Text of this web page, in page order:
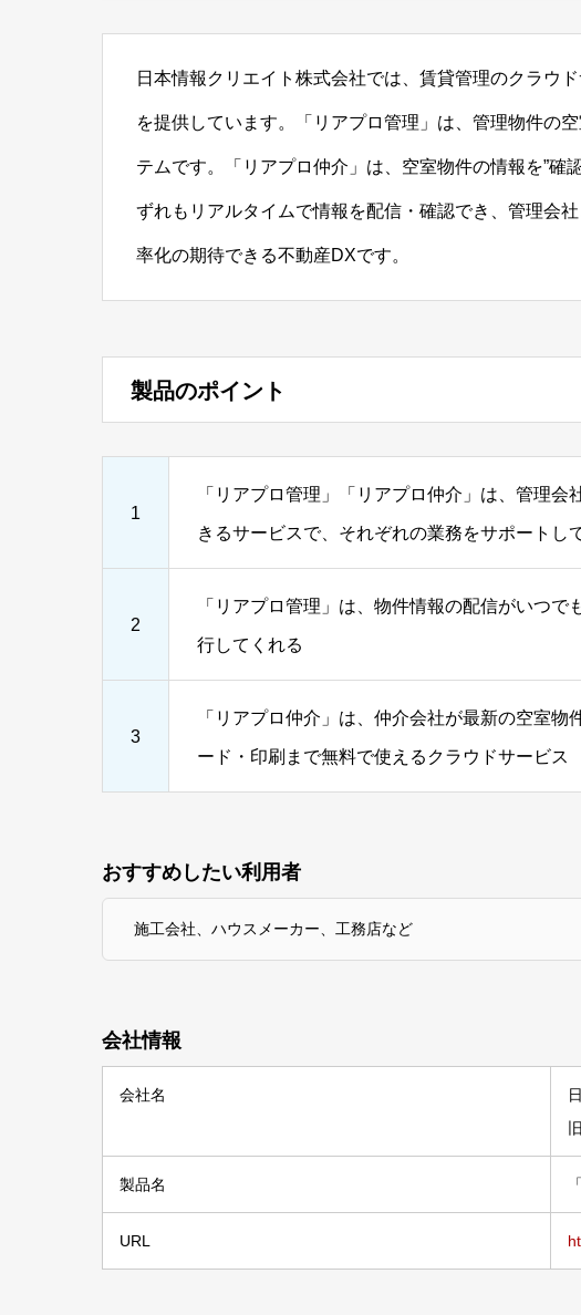
日本情報クリエイト株式会社では、賃貸管理のクラウ
を提供しています。「リアプロ管理」は、管理物件の
テムです。「リアプロ仲介」は、空室物件の情報を”確
ずれもリアルタイムで情報を配信・確認でき、管理会
率化の期待できる不動産DXです。
製品のポイント
1
「リアプロ管理」「リアプロ仲介」は、管理
きるサービスで、それぞれの業務をサポートし
2
「リアプロ管理」は、物件情報の配信がいつ
行してくれる
3
「リアプロ仲介」は、仲介会社が最新の空室
ード・印刷まで無料で使えるクラウドサービス
おすすめしたい利用者
施工会社、ハウスメーカー、工務店など
会社情報
会社名
製品名
URL